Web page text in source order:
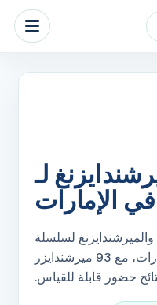
لـ
لسلسلة
سوبرماركت متميزة في الإمارات، مع 93 ميرشندايزر
حضور قابلة للقياس.